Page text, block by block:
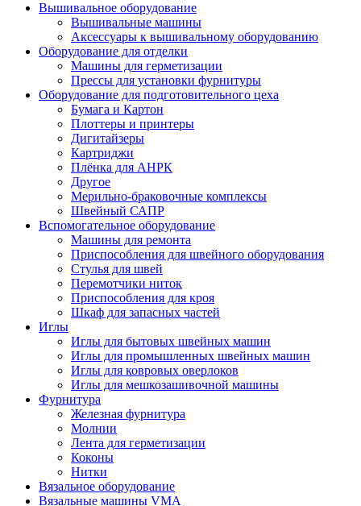
Вышивальное оборудование
Вышивальные машины
Аксессуары к вышивальному оборудованию
Оборудование для отделки
Машины для герметизации
Прессы для установки фурнитуры
Оборудование для подготовительного цеха
Бумага и Картон
Плоттеры и принтеры
Дигитайзеры
Картриджи
Плёнка для АНРК
Другое
Мерильно-браковочные комплексы
Швейный САПР
Вспомогательное оборудование
Машины для ремонта
Приспособления для швейного оборудования
Стулья для швей
Перемотчики ниток
Приспособления для кроя
Шкаф для запасных частей
Иглы
Иглы для бытовых швейных машин
Иглы для промышленных швейных машин
Иглы для ковровых оверлоков
Иглы для мешкозашивочной машины
Фурнитура
Железная фурнитура
Молнии
Лента для герметизации
Коконы
Нитки
Вязальное оборудование
Вязальные машины VMA